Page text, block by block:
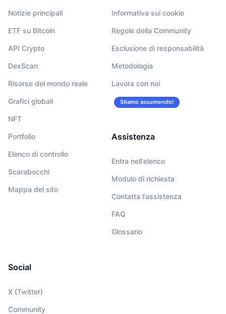
Notizie principali
ETF su Bitcoin
API Crypto
DexScan
Risorse del mondo reale
Grafici globali
NFT
Portfolio
Elenco di controllo
Scarabocchi
Mappa del sito
Informativa sui cookie
Regole della Community
Esclusione di responsabilità
Metodologia
Lavora con noi
Stiamo assumendo!
Assistenza
Entra nell'elenco
Modulo di richiesta
Contatta l'assistenza
FAQ
Glossario
Social
X (Twitter)
Community